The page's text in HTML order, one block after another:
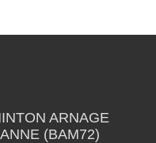
ARNAGE
(BAM72)